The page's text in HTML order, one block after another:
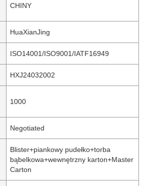
CHINY
HuaXianJing
ISO14001/ISO9001/IATF16949
HXJ24032002
1000
Negotiated
Blister+piankowy pudełko+torba
bąbelkowa+wewnętrzny karton+Master
Carton